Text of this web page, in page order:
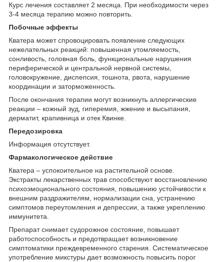
Курс лечения составляет 2 месяца. При необходимости через
3-4 месяца терапию можно повторить.
Побочные эффекты
Кватера может спровоцировать появление следующих
нежелательных реакций: повышенная утомляемость,
сонливость, головная боль, функциональные нарушения
периферической и центральной нервной системы,
головокружение, диспепсия, тошнота, рвота, нарушение
координации и заторможенность.
После окончания терапии могут возникнуть аллергические
реакции – кожный зуд, гиперемия, жжение и высыпания,
дерматит, крапивница и отек Квинке.
Передозировка
Информация отсутствует.
Фармакологическое действие
Кватера – успокоительное на растительной основе.
Экстракты лекарственных трав способствуют восстановлению
психоэмоционального состояния, повышению устойчивости к
внешним раздражителям, нормализации сна, устранению
симптомов переутомления и депрессии, а также укреплению
иммунитета.
Препарат снимает судорожное состояние, повышает
работоспособность и предотвращает возникновение
симптоматики преждевременного старения. Систематическое
употребление микстуры дает возможность повысить порог